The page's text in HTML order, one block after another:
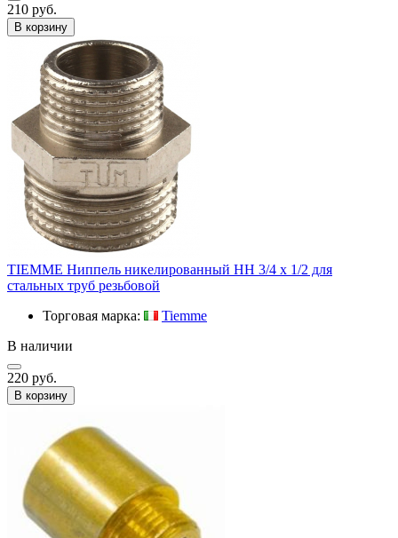
210 руб.
В корзину
TIEMME Ниппель никелированный HH 3/4 х 1/2 для
стальных труб резьбовой
Торговая марка:
Tiemme
В наличии
220 руб.
В корзину